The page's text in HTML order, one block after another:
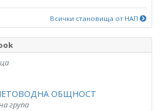
Всички становища от НАП
ОБЩНОСТ
група